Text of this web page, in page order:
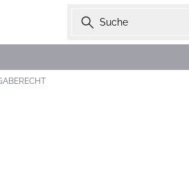
Suche